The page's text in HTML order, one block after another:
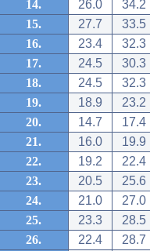
14.
26.0
34.2
15.
27.7
33.5
16.
23.4
32.3
17.
24.5
30.3
18.
24.5
32.3
19.
18.9
23.2
20.
14.7
17.4
21.
16.0
19.9
22.
19.2
22.4
23.
20.5
25.6
24.
21.0
27.0
25.
23.3
28.5
26.
22.4
28.7